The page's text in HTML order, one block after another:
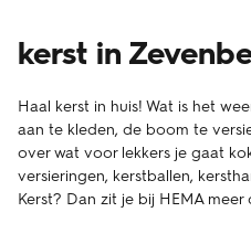
kerst in
Haal kerst in huis! Wat is het
aan te kleden, de boom te
over wat voor lekkers je gaat
versieringen, kerstballen,
Kerst? Dan zit je bij HEMA meer